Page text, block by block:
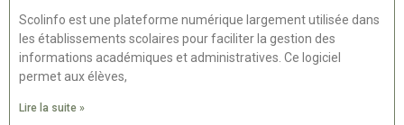
Scolinfo est une plateforme numérique largement utilisée dans
les établissements scolaires pour faciliter la gestion des
informations académiques et administratives. Ce logiciel
permet aux élèves,
Lire la suite »